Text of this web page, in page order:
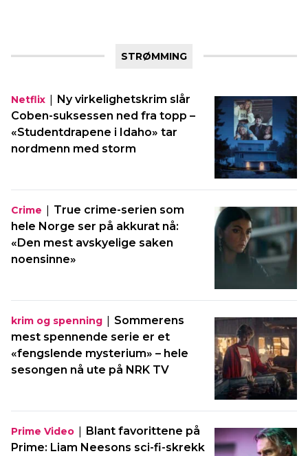
STRØMMING
Netflix | Ny virkelighetskrim slår
Coben-suksessen ned fra topp –
«Studentdrapene i Idaho» tar
nordmenn med storm
Crime | True crime-serien som
hele Norge ser på akkurat nå:
«Den mest avskyelige saken
noensinne»
krim og spenning | Sommerens
mest spennende serie er et
«fengslende mysterium» – hele
sesongen nå ute på NRK TV
Prime Video | Blant favorittene på
Prime: Liam Neesons sci-fi-skrekk